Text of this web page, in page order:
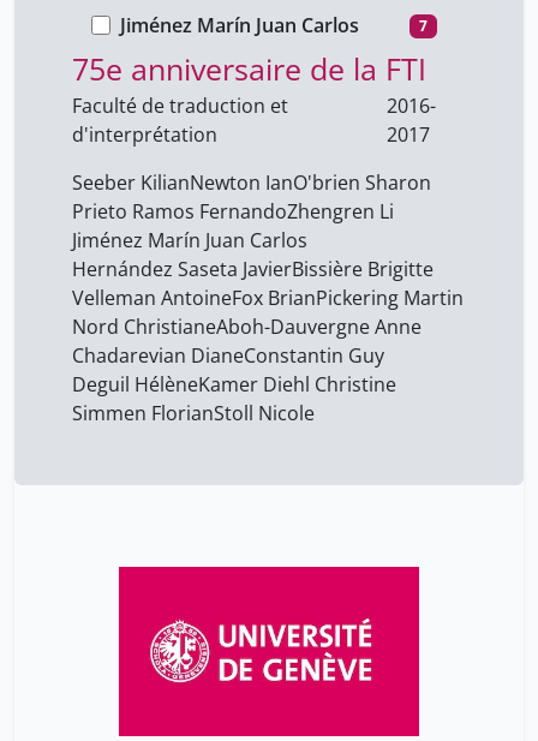
Jiménez Marín Juan Carlos 7
Kamer Diehl Christine
Newton Ian 7
Nord Christiane 7
O'Brien Sharon 7
Pickering Martin
Prieto Ramos Fernando 7
Seeber Kilian 7
Simmen Florian
Stoll Nicole
75e anniversaire de la FTI
Faculté de traduction et
d'interprétation
2016-
2017
Seeber KilianNewton IanO'brien Sharon
Prieto Ramos FernandoZhengren Li
Jiménez Marín Juan Carlos
Hernández Saseta JavierBissière Brigitte
Velleman AntoineFox BrianPickering Martin
Nord ChristianeAboh-Dauvergne Anne
Chadarevian DianeConstantin Guy
Deguil HélèneKamer Diehl Christine
Simmen FlorianStoll Nicole